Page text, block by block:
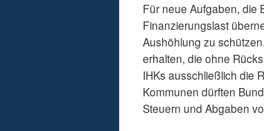
Für neue Aufgaben, die
Finanzierungslast
Aushöhlung zu
erhalten, die ohne
IHKs ausschließlich die
Kommunen dürften
Steuern und Abgaben